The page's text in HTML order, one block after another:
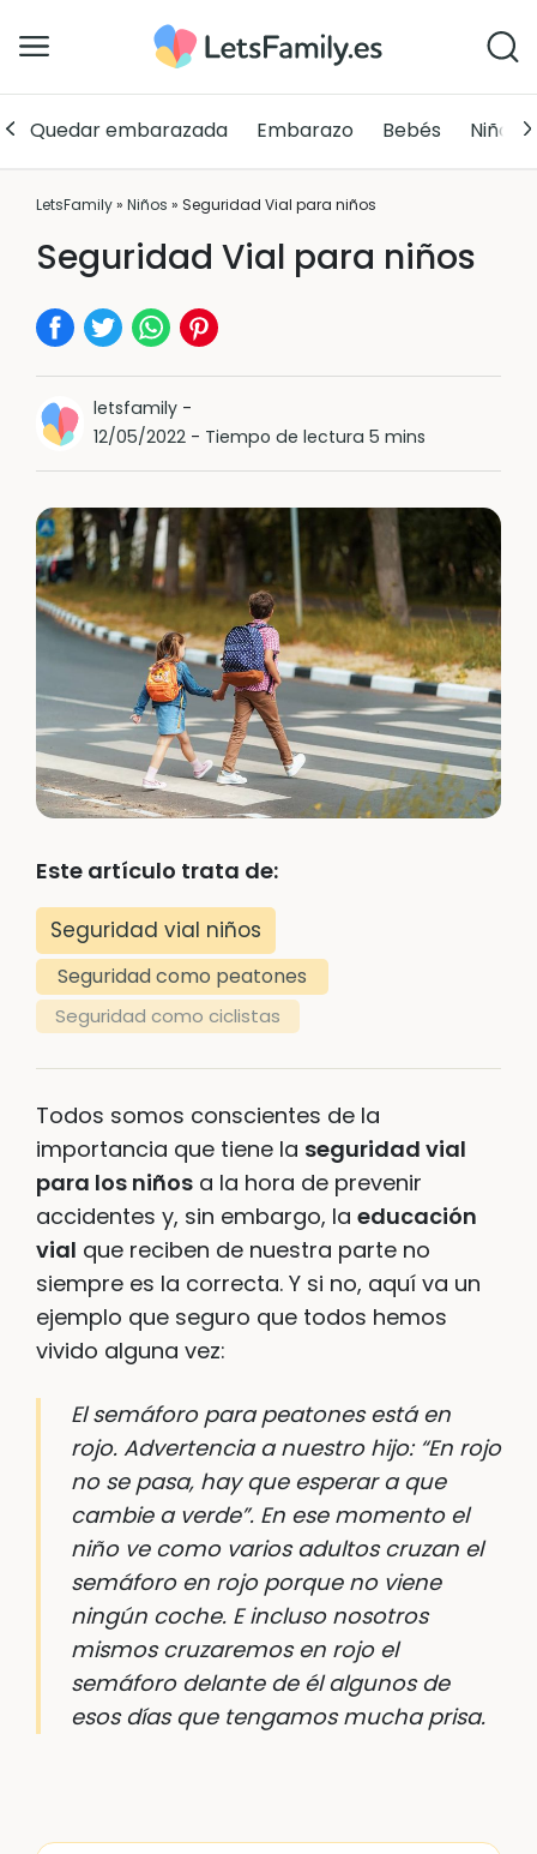
Quedar embarazada Embarazo Bebés Niños
LetsFamily» Niños » Seguridad Vial para niños
Seguridad Vial para niños
letsfamily -
12/05/2022 - Tiempo de lectura 5 mins
Este artículo trata de:
Seguridad vial niños
Seguridad como peatones
Seguridad como ciclistas
Todos somos conscientes de la
importancia que tiene la seguridad vial
para los niños a la hora de prevenir
accidentes y, sin embargo, la educación
vial que reciben de nuestra parte no
siempre es la correcta. Y si no, aquí va un
ejemplo que seguro que todos hemos
vivido alguna vez:
El semáforo para peatones está en
rojo. Advertencia a nuestro hijo: “En rojo
no se pasa, hay que esperar a que
cambie a verde”. En ese momento el
niño ve como varios adultos cruzan el
semáforo en rojo porque no viene
ningún coche. E incluso nosotros
mismos cruzaremos en rojo el
semáforo delante de él algunos de
esos días que tengamos mucha prisa.